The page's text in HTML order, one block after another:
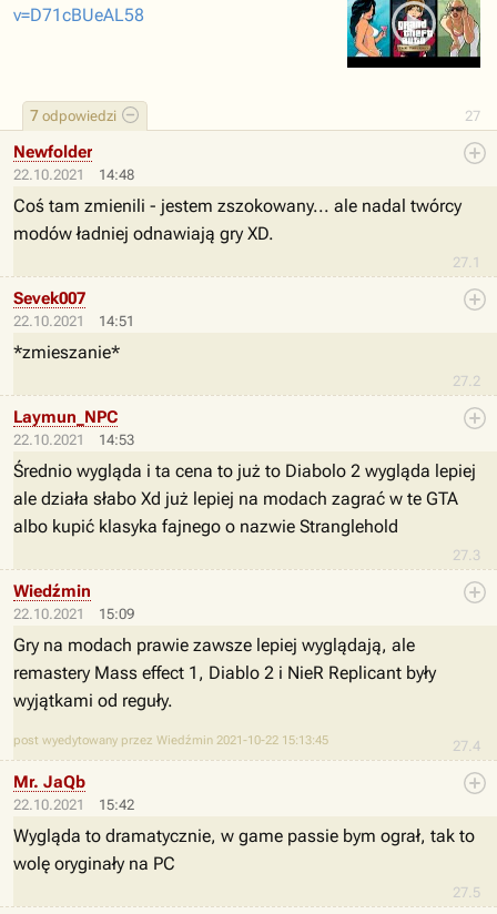
27
7 odpowiedzi
v=D71cBUeAL58
22.10.2021 14:48
27.1
Newfolder
Coś tam zmienili - jestem zszokowany... ale nadal twórcy
modów ładniej odnawiają gry XD.
22.10.2021 14:51
27.2
Sevek007
*zmieszanie*
22.10.2021 14:53
27.3
Laymun_NPC
Średnio wygląda i ta cena to już to Diabolo 2 wygląda lepiej
ale działa słabo Xd już lepiej na modach zagrać w te GTA
albo kupić klasyka fajnego o nazwie Stranglehold
22.10.2021 15:09
27.4
Wiedźmin
Gry na modach prawie zawsze lepiej wyglądają, ale
remastery Mass effect 1, Diablo 2 i NieR Replicant były
wyjątkami od reguły.
post wyedytowany przez Wiedźmin 2021-10-22 15:13:45
22.10.2021 15:42
27.5
Mr. JaQb
Wygląda to dramatycznie, w game passie bym ograł, tak to
wolę oryginały na PC